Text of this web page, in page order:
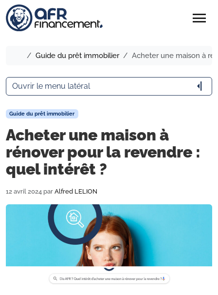
menu
Accueil
Guide du prêt immobilier Acheter une maison à
Guide du prêt immobilier
Acheter une maison à
rénover pour la revendre :
quel intérêt ?
12 avril 2024 par Alfred LELION
Ouvrir le menu latéral arrow_menu_close